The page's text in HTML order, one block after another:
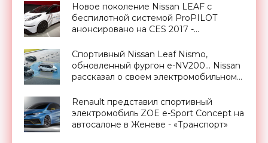
Новое поколение Nissan LEAF с
беспилотной системой ProPILOT
анонсировано на CES 2017 -
Спортивный Nissan Leaf Nismo,
обновленный фургон e-NV200… Nissan
рассказал о своем электромобильном
Renault представил спортивный
электромобиль ZOE e-Sport Concept на
автосалоне в Женеве - «Транспорт»